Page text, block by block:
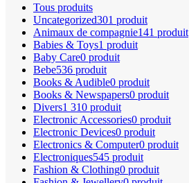
Tous produits
Uncategorized301 produit
Animaux de compagnie141 produit
Babies & Toys1 produit
Baby Care0 produit
Bebe536 produit
Books & Audible0 produit
Books & Newspapers0 produit
Divers1 310 produit
Electronic Accessories0 produit
Electronic Devices0 produit
Electronics & Computer0 produit
Electroniques545 produit
Fashion & Clothing0 produit